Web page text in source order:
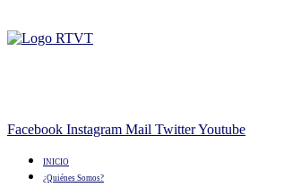
Facebook Instagram Mail TwitterYoutube
INICIO
¿Quiénes Somos?